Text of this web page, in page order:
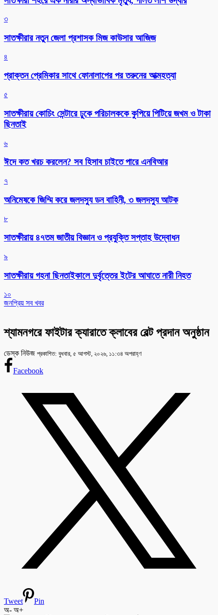
৩
সাতক্ষীরার নতুন জেলা প্রশাসক মিজ কাউসার আজিজ
৪
প্রাক্তন প্রেমিকার সাথে ফোনালাপের পর তরুনের আত্মহত্যা
৫
সাতক্ষীরায় কোচিং সেন্টারে ঢুকে পরিচালককে কুপিয়ে পিটিয়ে জখম ও টাকা
ছিনতাই
৬
ঈদে কত খরচ করলেন? সব হিসাব চাইতে পারে এনবিআর
৭
অনিমেষকে জিম্মি করে জলদস্যু ডন বাহিনী, ৩ জলদস্যু আটক
৮
সাতক্ষীরায় ৪৭তম জাতীয় বিজ্ঞান ও প্রযুক্তি সপ্তাহ উদ্বোধন
৯
সাতক্ষীরায় গহনা ছিনতাইকালে দুর্বৃত্তের ইটের আঘাতে নারী নিহত
১০
জনপ্রিয় সব খবর
শ্যামনগরে ফাইটার ক্যারাতে ক্লাবের বেল্ট প্রদান অনুষ্ঠান
ডেস্ক নিউজ প্রকাশিত: বুধবার, ৫ আগস্ট, ২০২৬, ১১:৩৪ অপরাহ্ণ
Facebook
Tweet
Pin
অ- অ+